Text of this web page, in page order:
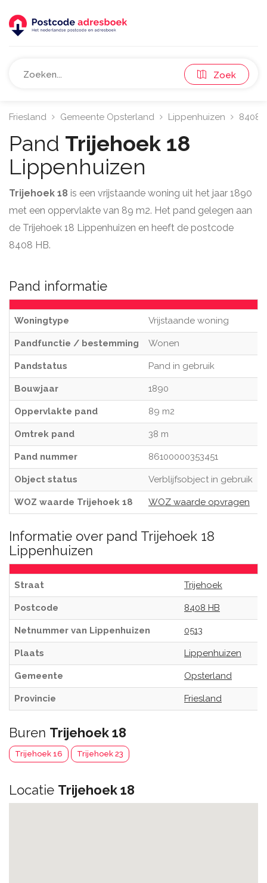
Zoek
Friesland Gemeente Opsterland Lippenhuizen 8408
Pand Trijehoek 18
Lippenhuizen
Trijehoek 18 is een vrijstaande woning uit het jaar 1890
met een oppervlakte van 89 m2. Het pand gelegen aan
de Trijehoek 18 Lippenhuizen en heeft de postcode
8408 HB.
Pand informatie
Woningtype Vrijstaande woning
Pandfunctie / bestemming Wonen
Pandstatus Pand in gebruik
Bouwjaar 1890
Oppervlakte pand 89 m2
Omtrek pand 38 m
Pand nummer 86100000353451
Object status Verblijfsobject in gebruik
WOZ waarde Trijehoek 18 WOZ waarde opvragen
Informatie over pand Trijehoek 18
Lippenhuizen
Straat Trijehoek
Postcode 8408 HB
Netnummer van Lippenhuizen 0513
Plaats Lippenhuizen
Gemeente Opsterland
Provincie Friesland
Buren Trijehoek 18
Trijehoek 16 Trijehoek 23
Locatie Trijehoek 18